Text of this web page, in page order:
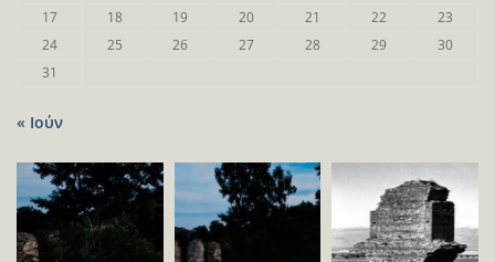
17
18 19 20 21 22
23
24
25 26 27 28 29
30
31
« Ιούν